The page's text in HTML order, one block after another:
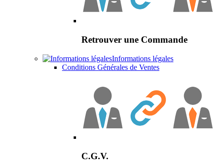
Retrouver une Commande
Informations légales
Conditions Générales de Ventes
C.G.V.